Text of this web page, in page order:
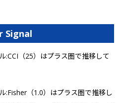
Signal
:CCI（25）はプラス圏で推移して
:Fisher（1.0）はプラス圏で推移し